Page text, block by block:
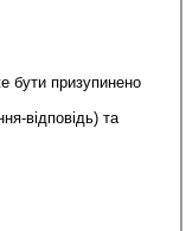
бути призупинено
відповідь) та